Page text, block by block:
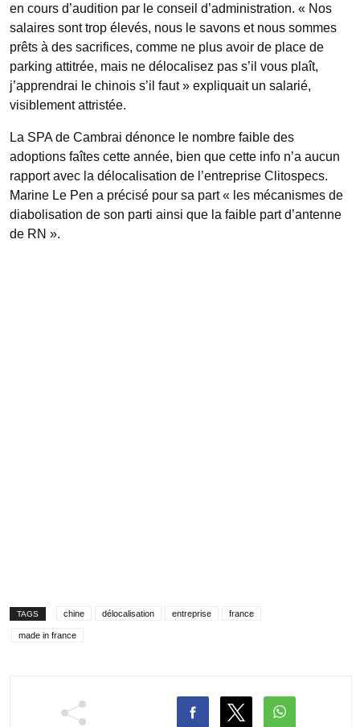
en cours d’audition par le conseil d’administration. « Nos
salaires sont trop élevés, nous le savons et nous sommes
prêts à des sacrifices, comme ne plus avoir de place de
parking attitrée, mais ne délocalisez pas s’il vous plaît,
j’apprendrai le chinois s’il faut » expliquait un salarié,
visiblement attristée.
La SPA de Cambrai dénonce le nombre faible des
adoptions faîtes cette année, bien que cette info n’a aucun
rapport avec la délocalisation de l’entreprise Clitospecs.
Marine Le Pen a précisé pour sa part « les mécanismes de
diabolisation de son parti ainsi que la faible part d’antenne
de RN ».
TAGS chine délocalisation entreprise france
made in france